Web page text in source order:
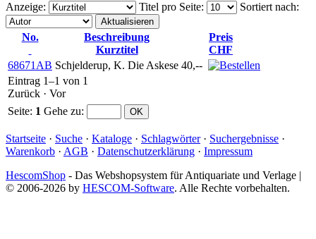
Anzeige: Titel pro Seite: Sortiert nach:
No.
Beschreibung
Kurztitel
Preis
CHF
68671AB Schjelderup, K. Die Askese 40,--
Eintrag 1–1 von 1
Zurück · Vor
Seite: 1 Gehe zu:
Startseite · Suche · Kataloge · Schlagwörter· Suchergebnisse ·
Warenkorb · AGB · Datenschutzerklärung · Impressum
HescomShop - Das Webshopsystem für Antiquariate und Verlage |
© 2006-2026 by HESCOM-Software. Alle Rechte vorbehalten.